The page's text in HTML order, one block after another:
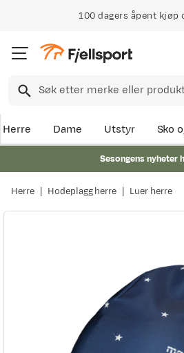
100 dagers åpent kjøp
Herre Dame Utstyr Sko
Sesongens nyheter
Herre Hodeplagg herre Luer herre